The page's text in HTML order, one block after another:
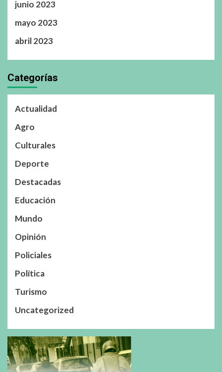
junio 2023
mayo 2023
abril 2023
Categorías
Actualidad
Agro
Culturales
Deporte
Destacadas
Educación
Mundo
Opinión
Policiales
Política
Turismo
Uncategorized